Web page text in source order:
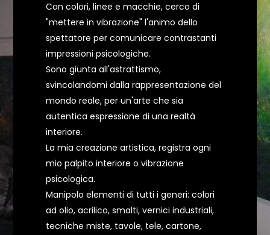
Con colori, linee e macchie, cerco di
"mettere in vibrazione" l'animo dello
spettatore per comunicare contrastanti
impressioni psicologiche.
Sono giunta all'astrattismo,
svincolandomi dalla rappresentazione del
mondo reale, per un'arte che sia
autentica espressione di una realtà
interiore.
La mia creazione artistica, registra ogni
mio palpito interiore o vibrazione
psicologica.
Manipolo elementi di tutti i generi: colori
ad olio, acrilico, smalti, vernici industriali,
tecniche miste, tavole, tele, cartone,